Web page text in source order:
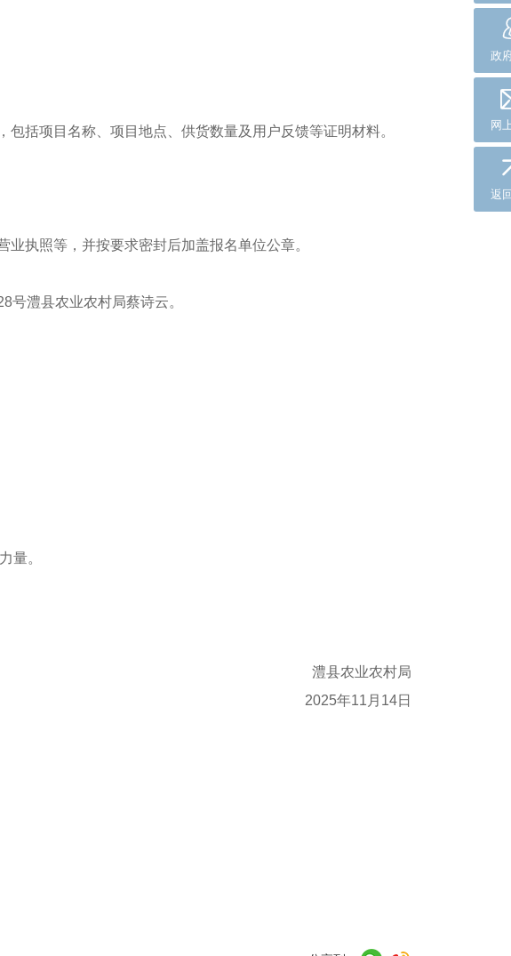
括项目名称、项目地点、供货数量及用户反馈等证明材料。
执照等，并按要求密封后加盖报名单位公章。
号澧县农业农村局蔡诗云。
量。
澧县农业农村局
2025年11月14日
政
网
返